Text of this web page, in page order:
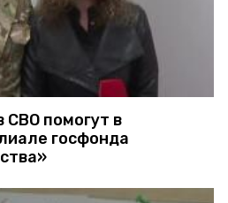
СВО помогут в
госфонда